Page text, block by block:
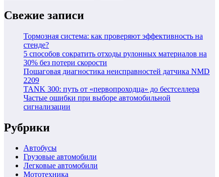
Свежие записи
Тормозная система: как проверяют эффективность на
стенде?
5 способов сократить отходы рулонных материалов на
30% без потери скорости
Пошаговая диагностика неисправностей датчика NMD
2209
TANK 300: путь от «первопроходца» до бестселлера
Частые ошибки при выборе автомобильной
сигнализации
Рубрики
Автобусы
Грузовые автомобили
Легковые автомобили
Мототехника